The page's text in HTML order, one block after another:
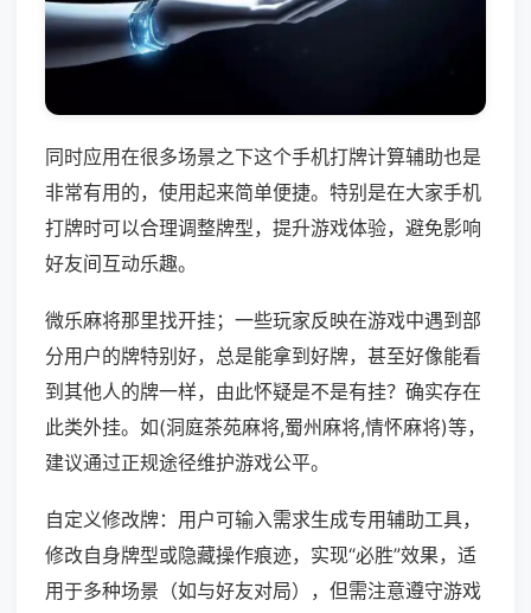
同时应用在很多场景之下这个手机打牌计算辅助也是
非常有用的，使用起来简单便捷。特别是在大家手机
打牌时可以合理调整牌型，提升游戏体验，避免影响
好友间互动乐趣。
微乐麻将那里找开挂；一些玩家反映在游戏中遇到部
分用户的牌特别好，总是能拿到好牌，甚至好像能看
到其他人的牌一样，由此怀疑是不是有挂？确实存在
此类外挂。如(洞庭茶苑麻将,蜀州麻将,情怀麻将)等，
建议通过正规途径维护游戏公平。
自定义修改牌：用户可输入需求生成专用辅助工具，
修改自身牌型或隐藏操作痕迹，实现“必胜”效果，适
用于多种场景（如与好友对局），但需注意遵守游戏